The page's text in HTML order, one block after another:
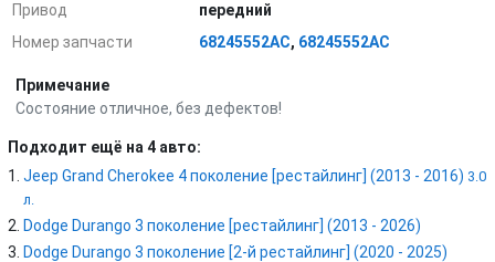
Привод
передний
Номер запчасти
68245552AC, 68245552AC
Примечание
Состояние отличное, без дефектов!
Подходит ещё на 4 авто:
Jeep Grand Cherokee 4 поколение [рестайлинг] (2013 - 2016) 3.0
л.
Dodge Durango 3 поколение [рестайлинг] (2013 - 2026)
Dodge Durango 3 поколение [2-й рестайлинг] (2020 - 2025)